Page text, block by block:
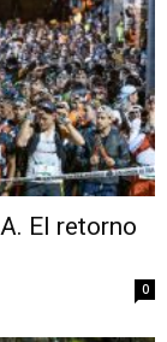
El retorno
0